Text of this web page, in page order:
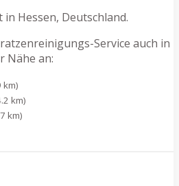
in Hessen, Deutschland.
Service auch in
Nähe an:
km)
km)
km)